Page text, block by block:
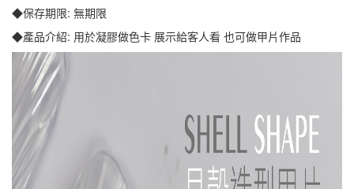
◆保存期限: 無期限
◆產品介紹: 用於凝膠做色卡 展示給客人看 也可做甲片作品